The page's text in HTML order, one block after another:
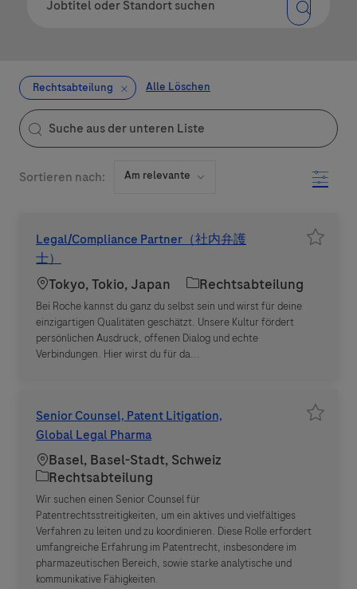
Rechtsabteilung Alle Löschen
the results are updated
Suche aus der unteren Liste
Sortieren nach: Filter
Legal/Compliance Partner（社内弁護
士）
Standort
Tokyo, Tokio, Japan Kategorie
Rechtsabteilung
Bei Roche kannst du ganz du selbst sein und wirst für deine
einzigartigen Qualitäten geschätzt. Unsere Kultur fördert
persönlichen Ausdruck, offenen Dialog und echte
Verbindungen. Hier wirst du für da...
Job
Senior Counsel, Patent Litigation,
Global Legal Pharma
Standort
Basel, Basel-Stadt, Schweiz
Kategorie
Rechtsabteilung
Wir suchen einen Senior Counsel für
Patentrechtsstreitigkeiten, um ein aktives und vielfältiges
Verfahren zu leiten und zu koordinieren. Diese Rolle erfordert
umfangreiche Erfahrung im Patentrecht, insbesondere im
pharmazeutischen Bereich, sowie starke analytische und
kommunikative Fähigkeiten.
Job